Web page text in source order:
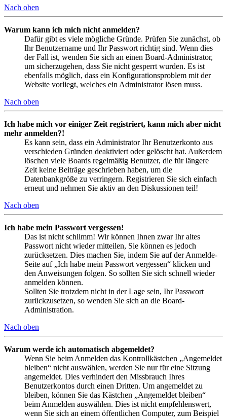
Nach oben
Warum kann ich mich nicht anmelden?
Dafür gibt es viele mögliche Gründe. Prüfen Sie zunächst, ob
Ihr Benutzername und Ihr Passwort richtig sind. Wenn dies
der Fall ist, wenden Sie sich an einen Board-Administrator,
um sicherzugehen, dass Sie nicht gesperrt wurden. Es ist
ebenfalls möglich, dass ein Konfigurationsproblem mit der
Website vorliegt, welches ein Administrator lösen muss.
Nach oben
Ich habe mich vor einiger Zeit registriert, kann mich aber nicht
mehr anmelden?!
Es kann sein, dass ein Administrator Ihr Benutzerkonto aus
verschieden Gründen deaktiviert oder gelöscht hat. Außerdem
löschen viele Boards regelmäßig Benutzer, die für längere
Zeit keine Beiträge geschrieben haben, um die
Datenbankgröße zu verringern. Registrieren Sie sich einfach
erneut und nehmen Sie aktiv an den Diskussionen teil!
Nach oben
Ich habe mein Passwort vergessen!
Das ist nicht schlimm! Wir können Ihnen zwar Ihr altes
Passwort nicht wieder mitteilen, Sie können es jedoch
zurücksetzen. Dies machen Sie, indem Sie auf der Anmelde-
Seite auf „Ich habe mein Passwort vergessen“ klicken und
den Anweisungen folgen. So sollten Sie sich schnell wieder
anmelden können.
Sollten Sie trotzdem nicht in der Lage sein, Ihr Passwort
zurückzusetzen, so wenden Sie sich an die Board-
Administration.
Nach oben
Warum werde ich automatisch abgemeldet?
Wenn Sie beim Anmelden das Kontrollkästchen „Angemeldet
bleiben“ nicht auswählen, werden Sie nur für eine Sitzung
angemeldet. Dies verhindert den Missbrauch Ihres
Benutzerkontos durch einen Dritten. Um angemeldet zu
bleiben, können Sie das Kästchen „Angemeldet bleiben“
beim Anmelden auswählen. Dies ist nicht empfehlenswert,
wenn Sie sich an einem öffentlichen Computer, zum Beispiel